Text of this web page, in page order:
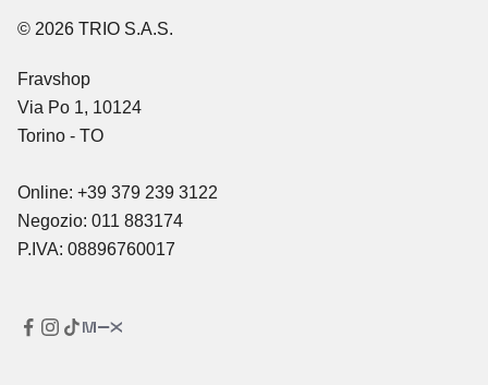
© 2026 TRIO S.A.S.
Fravshop
Via Po 1, 10124
Torino - TO
Online: +39 379 239 3122
Negozio: 011 883174
P.IVA: 08896760017